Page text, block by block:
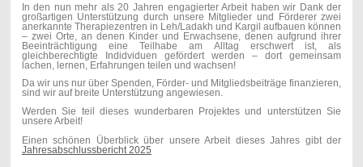
In den nun mehr als 20 Jahren engagierter Arbeit haben wir Dank der
großartigen Unterstützung durch unsere Mitglieder und Förderer zwei
anerkannte Therapiezentren in Leh/Ladakh und Kargil aufbauen können
– zwei Orte, an denen Kinder und Erwachsene, denen aufgrund ihrer
Beeinträchtigung eine Teilhabe am Alltag erschwert ist, als
gleichberechtigte Indidviduen gefördert werden – dort gemeinsam
lachen, lernen, Erfahrungen teilen und wachsen!
Da wir uns nur über Spenden, Förder- und Mitgliedsbeiträge finanzieren,
sind wir auf breite Unterstützung angewiesen.
Werden Sie teil dieses wunderbaren Projektes und unterstützen Sie
unsere Arbeit!
Einen schönen Überblick über unsere Arbeit dieses Jahres gibt der
Jahresabschlussbericht 2025